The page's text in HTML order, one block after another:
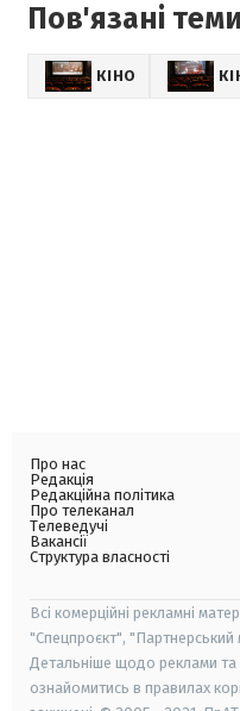
Пов'язані
КІНО
Про нас
Редакція
Редакційна політика
Про телеканал
Телеведучі
Вакансії
Структура власності
Всі комерційні рекламні
"Спецпроєкт", "Партнерський
Детальніше щодо реклами
ознайомитись в правилах